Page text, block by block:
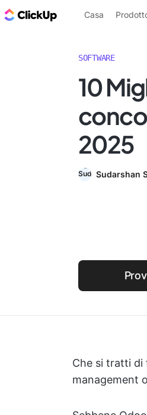
Blog di ClickUp
Casa
SOFTWARE
10
2025
Sudarshan
Che si tratti di
management